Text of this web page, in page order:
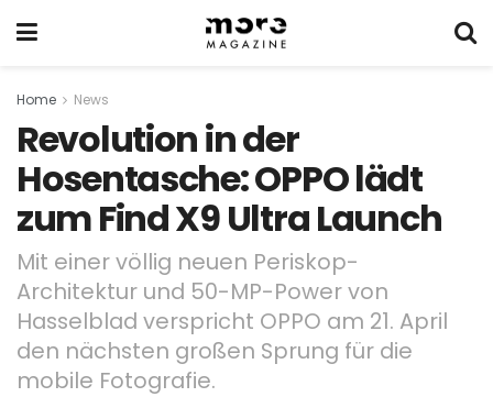
Home News
Revolution in der
Hosentasche: OPPO lädt
zum Find X9 Ultra Launch
Mit einer völlig neuen Periskop-
Architektur und 50-MP-Power von
Hasselblad verspricht OPPO am 21. April
den nächsten großen Sprung für die
mobile Fotografie.